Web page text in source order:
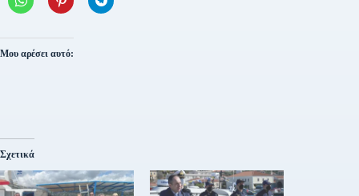
Μου αρέσει αυτό:
Σχετικά